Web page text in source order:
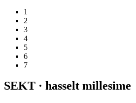
1
2
3
4
5
6
7
SEKT · hasselt millesime